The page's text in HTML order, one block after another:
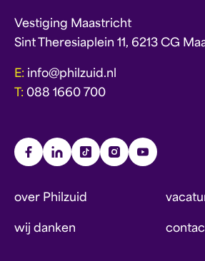
Vestiging Maastricht
Sint Theresiaplein 11, 6213 CG
E: info@philzuid.nl
T: 088 1660 700
over Philzuid
wij danken